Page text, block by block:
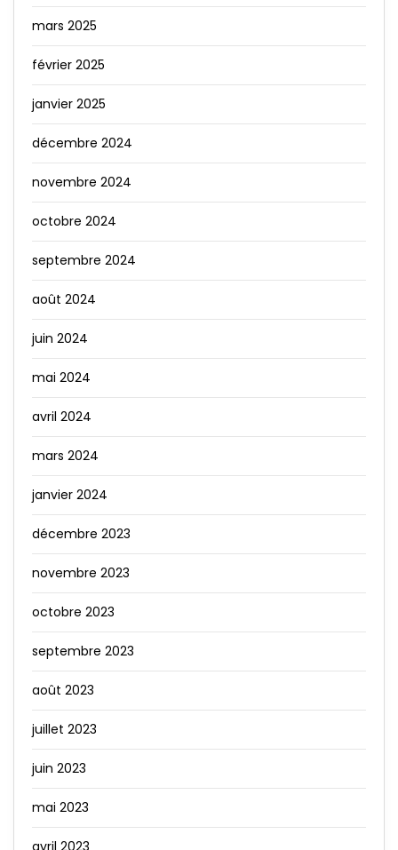
mars 2025
février 2025
janvier 2025
décembre 2024
novembre 2024
octobre 2024
septembre 2024
août 2024
juin 2024
mai 2024
avril 2024
mars 2024
janvier 2024
décembre 2023
novembre 2023
octobre 2023
septembre 2023
août 2023
juillet 2023
juin 2023
mai 2023
avril 2023